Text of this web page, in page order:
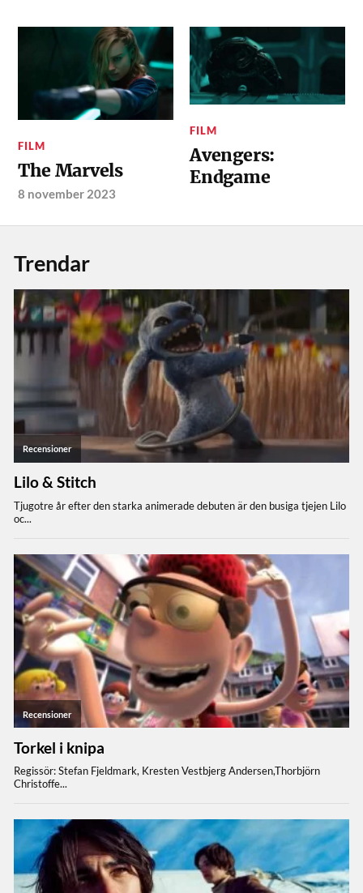
FILM
The Marvels
8 november 2023
FILM
Avengers:
Endgame
Trendar